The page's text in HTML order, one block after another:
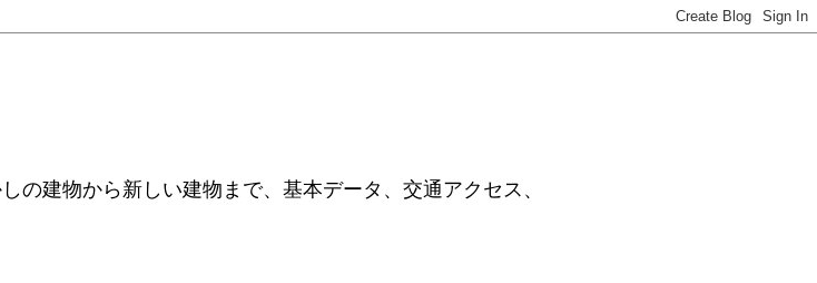
の建物から新しい建物まで、基本データ、交通アクセス、